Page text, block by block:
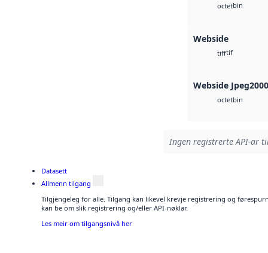
octetbin
Webside
tifftif
Webside Jpeg2000
octetbin
Ingen registrerte API-ar
Datasett
Allmenn tilgang
Tilgjengeleg for alle. Tilgang kan likevel krevje registrering og
kan be om slik registrering og/eller API-nøklar.
Les meir om tilgangsnivå her